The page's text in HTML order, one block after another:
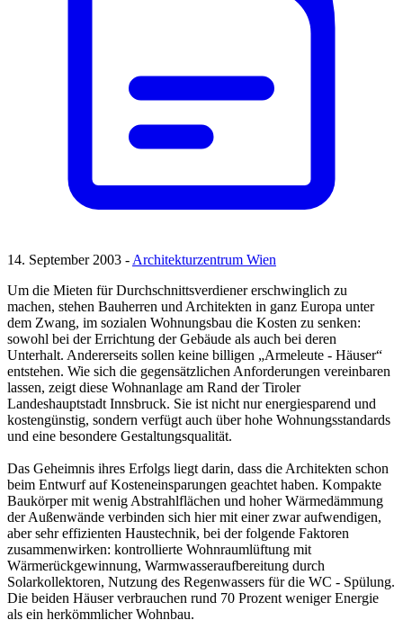
14. September 2003 -Architekturzentrum Wien
Um die Mieten für Durchschnittsverdiener erschwinglich zu
machen, stehen Bauherren und Architekten in ganz Europa unter
dem Zwang, im sozialen Wohnungsbau die Kosten zu senken:
sowohl bei der Errichtung der Gebäude als auch bei deren
Unterhalt. Andererseits sollen keine billigen „Armeleute - Häuser“
entstehen. Wie sich die gegensätzlichen Anforderungen vereinbaren
lassen, zeigt diese Wohnanlage am Rand der Tiroler
Landeshauptstadt Innsbruck. Sie ist nicht nur energiesparend und
kostengünstig, sondern verfügt auch über hohe Wohnungsstandards
und eine besondere Gestaltungsqualität.
Das Geheimnis ihres Erfolgs liegt darin, dass die Architekten schon
beim Entwurf auf Kosteneinsparungen geachtet haben. Kompakte
Baukörper mit wenig Abstrahlflächen und hoher Wärmedämmung
der Außenwände verbinden sich hier mit einer zwar aufwendigen,
aber sehr effizienten Haustechnik, bei der folgende Faktoren
zusammenwirken: kontrollierte Wohnraumlüftung mit
Wärmerückgewinnung, Warmwasseraufbereitung durch
Solarkollektoren, Nutzung des Regenwassers für die WC - Spülung.
Die beiden Häuser verbrauchen rund 70 Prozent weniger Energie
als ein herkömmlicher Wohnbau.